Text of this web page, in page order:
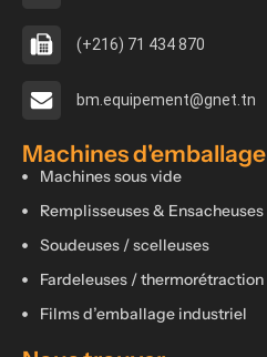
(+216) 71 434 870
bm.equipement@gnet.tn
Machines d'emballage
Machines sous vide
Remplisseuses & Ensacheuses
Soudeuses / scelleuses
Fardeleuses / thermorétraction
Films d’emballage industriel